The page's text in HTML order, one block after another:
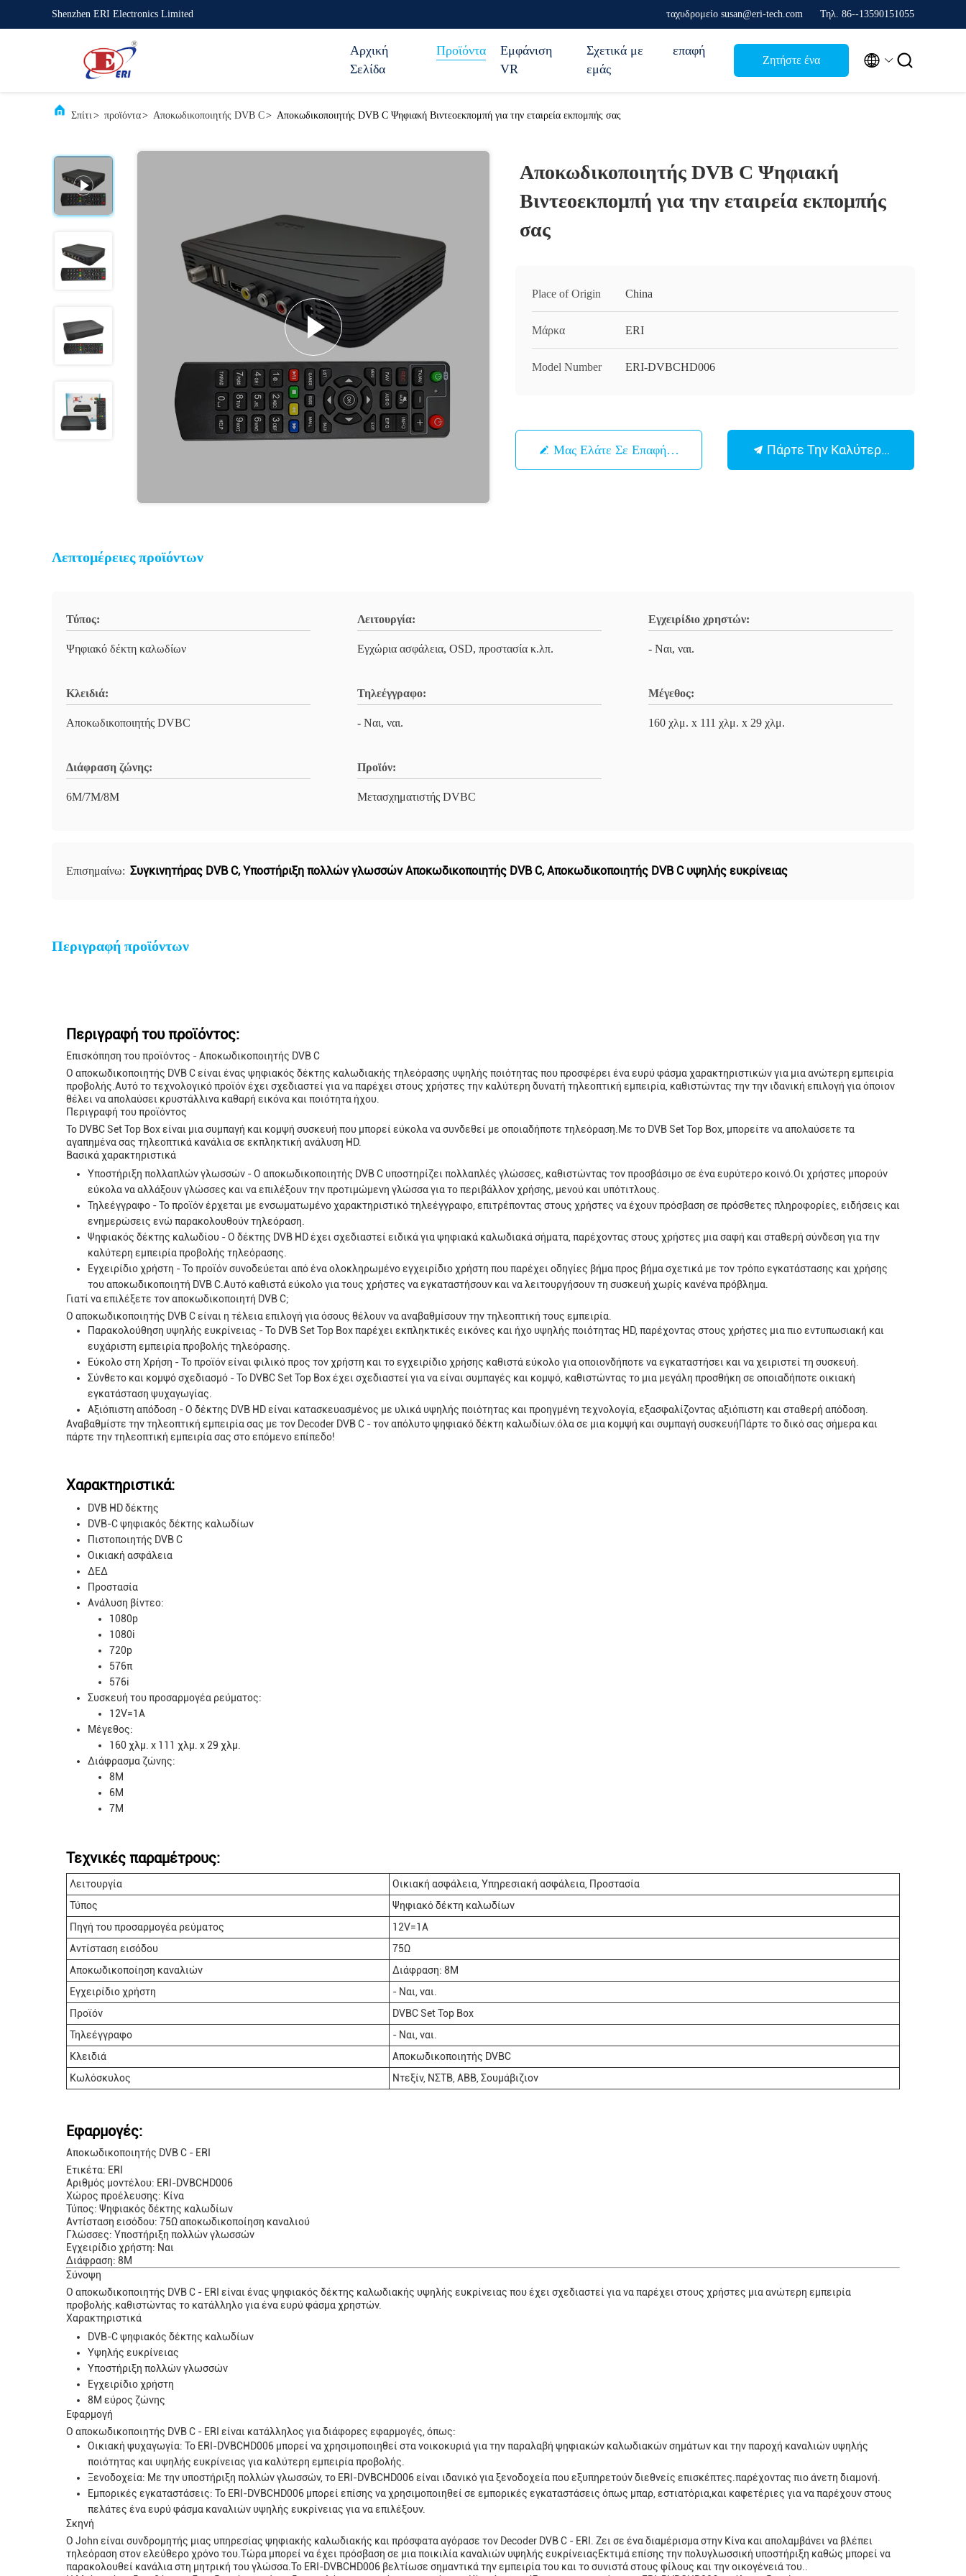
Shenzhen ERI Electronics Limited ταχυδρομείο susan@eri-tech.com Τηλ. 86--13590151055
Αρχική
Σελίδα
Προϊόντα
Εμφάνιση
VR
Σχετικά με
εμάς
επαφή
Ζητήστε ένα  
Σπίτι> προϊόντα> Αποκωδικοποιητής DVB C> Αποκωδικοποιητής DVB C Ψηφιακή Βιντεοεκπομπή για την εταιρεία εκπομπής σας
Αποκωδικοποιητής DVB C Ψηφιακή
Βιντεοεκπομπή για την εταιρεία εκπομπής
σας
Place of Origin China
Μάρκα ERI
Model Number ERI-DVBCHD006
Μας Ελάτε Σε Επαφή Με Πάρτε Την Καλύτερη Τιμή
Λεπτομέρειες προϊόντων
Τύπος:
Ψηφιακό δέκτη καλωδίων
Λειτουργία:
Εγχώρια ασφάλεια, OSD, προστασία κ.λπ.
Εγχειρίδιο χρηστών:
- Ναι, ναι.
Κλειδιά:
Αποκωδικοποιητής DVBC
Τηλεέγγραφο:
- Ναι, ναι.
Μέγεθος:
160 χλμ. x 111 χλμ. x 29 χλμ.
Διάφραση ζώνης:
6M/7M/8M
Προϊόν:
Μετασχηματιστής DVBC
Επισημαίνω: Συγκινητήρας DVB C,Υποστήριξη πολλών γλωσσών Αποκωδικοποιητής DVB C,Αποκωδικοποιητής DVB C υψηλής ευκρίνειας
Περιγραφή προϊόντων
Περιγραφή του προϊόντος:
Επισκόπηση του προϊόντος - Αποκωδικοποιητής DVB C
Ο αποκωδικοποιητής DVB C είναι ένας ψηφιακός δέκτης καλωδιακής τηλεόρασης υψηλής ποιότητας που προσφέρει ένα ευρύ φάσμα χαρακτηριστικών για μια ανώτερη εμπειρία
προβολής.Αυτό το τεχνολογικό προϊόν έχει σχεδιαστεί για να παρέχει στους χρήστες την καλύτερη δυνατή τηλεοπτική εμπειρία, καθιστώντας την την ιδανική επιλογή για όποιον
θέλει να απολαύσει κρυστάλλινα καθαρή εικόνα και ποιότητα ήχου.
Περιγραφή του προϊόντος
Το DVBC Set Top Box είναι μια συμπαγή και κομψή συσκευή που μπορεί εύκολα να συνδεθεί με οποιαδήποτε τηλεόραση.Με το DVB Set Top Box, μπορείτε να απολαύσετε τα
αγαπημένα σας τηλεοπτικά κανάλια σε εκπληκτική ανάλυση HD.
Βασικά χαρακτηριστικά
Υποστήριξη πολλαπλών γλωσσών - Ο αποκωδικοποιητής DVB C υποστηρίζει πολλαπλές γλώσσες, καθιστώντας τον προσβάσιμο σε ένα ευρύτερο κοινό.Οι χρήστες μπορούν
εύκολα να αλλάξουν γλώσσες και να επιλέξουν την προτιμώμενη γλώσσα για το περιβάλλον χρήσης, μενού και υπότιτλους.
Τηλεέγγραφο - Το προϊόν έρχεται με ενσωματωμένο χαρακτηριστικό τηλεέγγραφο, επιτρέποντας στους χρήστες να έχουν πρόσβαση σε πρόσθετες πληροφορίες, ειδήσεις και
ενημερώσεις ενώ παρακολουθούν τηλεόραση.
Ψηφιακός δέκτης καλωδίου - Ο δέκτης DVB HD έχει σχεδιαστεί ειδικά για ψηφιακά καλωδιακά σήματα, παρέχοντας στους χρήστες μια σαφή και σταθερή σύνδεση για την
καλύτερη εμπειρία προβολής τηλεόρασης.
Εγχειρίδιο χρήστη - Το προϊόν συνοδεύεται από ένα ολοκληρωμένο εγχειρίδιο χρήστη που παρέχει οδηγίες βήμα προς βήμα σχετικά με τον τρόπο εγκατάστασης και χρήσης
του αποκωδικοποιητή DVB C.Αυτό καθιστά εύκολο για τους χρήστες να εγκαταστήσουν και να λειτουργήσουν τη συσκευή χωρίς κανένα πρόβλημα.
Γιατί να επιλέξετε τον αποκωδικοποιητή DVB C;
Ο αποκωδικοποιητής DVB C είναι η τέλεια επιλογή για όσους θέλουν να αναβαθμίσουν την τηλεοπτική τους εμπειρία.
Παρακολούθηση υψηλής ευκρίνειας - Το DVB Set Top Box παρέχει εκπληκτικές εικόνες και ήχο υψηλής ποιότητας HD, παρέχοντας στους χρήστες μια πιο εντυπωσιακή και
ευχάριστη εμπειρία προβολής τηλεόρασης.
Εύκολο στη Χρήση - Το προϊόν είναι φιλικό προς τον χρήστη και το εγχειρίδιο χρήσης καθιστά εύκολο για οποιονδήποτε να εγκαταστήσει και να χειριστεί τη συσκευή.
Σύνθετο και κομψό σχεδιασμό - Το DVBC Set Top Box έχει σχεδιαστεί για να είναι συμπαγές και κομψό, καθιστώντας το μια μεγάλη προσθήκη σε οποιαδήποτε οικιακή
εγκατάσταση ψυχαγωγίας.
Αξιόπιστη απόδοση - Ο δέκτης DVB HD είναι κατασκευασμένος με υλικά υψηλής ποιότητας και προηγμένη τεχνολογία, εξασφαλίζοντας αξιόπιστη και σταθερή απόδοση.
Αναβαθμίστε την τηλεοπτική εμπειρία σας με τον Decoder DVB C - τον απόλυτο ψηφιακό δέκτη καλωδίων.όλα σε μια κομψή και συμπαγή συσκευήΠάρτε το δικό σας σήμερα και
πάρτε την τηλεοπτική εμπειρία σας στο επόμενο επίπεδο!
Χαρακτηριστικά:
DVB HD δέκτης
DVB-C ψηφιακός δέκτης καλωδίων
Πιστοποιητής DVB C
Οικιακή ασφάλεια
ΔΕΔ
Προστασία
Ανάλυση βίντεο:
1080p
1080i
720p
576π
576i
Συσκευή του προσαρμογέα ρεύματος:
12V=1A
Μέγεθος:
160 χλμ. x 111 χλμ. x 29 χλμ.
Διάφρασμα ζώνης:
8M
6M
7M
Τεχνικές παραμέτρους:
Λειτουργία
Οικιακή ασφάλεια, Υπηρεσιακή ασφάλεια, Προστασία
Τύπος
Ψηφιακό δέκτη καλωδίων
Πηγή του προσαρμογέα ρεύματος
12V=1A
Αντίσταση εισόδου
75Ω
Αποκωδικοποίηση καναλιών
Διάφραση: 8M
Εγχειρίδιο χρήστη
- Ναι, ναι.
Προϊόν
DVBC Set Top Box
Τηλεέγγραφο
- Ναι, ναι.
Κλειδιά
Αποκωδικοποιητής DVBC
Κωλόσκυλος
Ντεξίν, ΝΣΤΒ, ΑΒΒ, Σουμάβιζιον
Εφαρμογές:
Αποκωδικοποιητής DVB C - ERI
Ετικέτα: ERI
Αριθμός μοντέλου: ERI-DVBCHD006
Χώρος προέλευσης: Κίνα
Τύπος: Ψηφιακός δέκτης καλωδίων
Αντίσταση εισόδου: 75Ω αποκωδικοποίηση καναλιού
Γλώσσες: Υποστήριξη πολλών γλωσσών
Εγχειρίδιο χρήστη: Ναι
Διάφραση: 8M
Σύνοψη
Ο αποκωδικοποιητής DVB C - ERI είναι ένας ψηφιακός δέκτης καλωδιακής υψηλής ευκρίνειας που έχει σχεδιαστεί για να παρέχει στους χρήστες μια ανώτερη εμπειρία
προβολής.καθιστώντας το κατάλληλο για ένα ευρύ φάσμα χρηστών.
Χαρακτηριστικά
DVB-C ψηφιακός δέκτης καλωδίων
Υψηλής ευκρίνειας
Υποστήριξη πολλών γλωσσών
Εγχειρίδιο χρήστη
8M εύρος ζώνης
Εφαρμογή
Ο αποκωδικοποιητής DVB C - ERI είναι κατάλληλος για διάφορες εφαρμογές, όπως:
Οικιακή ψυχαγωγία: Το ERI-DVBCHD006 μπορεί να χρησιμοποιηθεί στα νοικοκυριά για την παραλαβή ψηφιακών καλωδιακών σημάτων και την παροχή καναλιών υψηλής
ποιότητας και υψηλής ευκρίνειας για καλύτερη εμπειρία προβολής.
Ξενοδοχεία: Με την υποστήριξη πολλών γλωσσών, το ERI-DVBCHD006 είναι ιδανικό για ξενοδοχεία που εξυπηρετούν διεθνείς επισκέπτες.παρέχοντας πιο άνετη διαμονή.
Εμπορικές εγκαταστάσεις: Το ERI-DVBCHD006 μπορεί επίσης να χρησιμοποιηθεί σε εμπορικές εγκαταστάσεις όπως μπαρ, εστιατόρια,και καφετέριες για να παρέχουν στους
πελάτες ένα ευρύ φάσμα καναλιών υψηλής ευκρίνειας για να επιλέξουν.
Σκηνή
Ο John είναι συνδρομητής μιας υπηρεσίας ψηφιακής καλωδιακής και πρόσφατα αγόρασε τον Decoder DVB C - ERI. Ζει σε ένα διαμέρισμα στην Κίνα και απολαμβάνει να βλέπει
τηλεόραση στον ελεύθερο χρόνο του.Τώρα μπορεί να έχει πρόσβαση σε μια ποικιλία καναλιών υψηλής ευκρίνειαςΕκτιμά επίσης την πολυγλωσσική υποστήριξη καθώς μπορεί να
παρακολουθεί κανάλια στη μητρική του γλώσσα.Το ERI-DVBCHD006 βελτίωσε σημαντικά την εμπειρία του και το συνιστά στους φίλους και την οικογένειά του..